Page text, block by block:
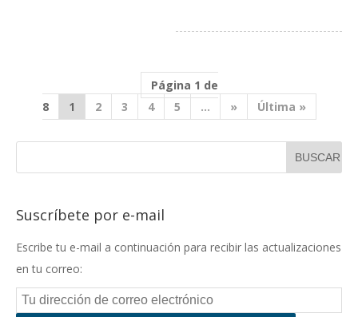
o
o
k
dI
n
A
p
p
ai
Página 1 de
8
1 2 3 4 5 ... » Última »
Suscríbete por e-mail
Escribe tu e-mail a continuación para recibir las actualizaciones
en tu correo: